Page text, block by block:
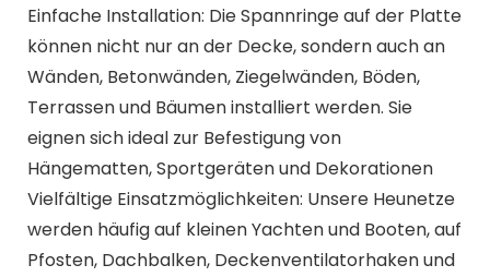
Einfache Installation: Die Spannringe auf der Platte
können nicht nur an der Decke, sondern auch an
Wänden, Betonwänden, Ziegelwänden, Böden,
Terrassen und Bäumen installiert werden. Sie
eignen sich ideal zur Befestigung von
Hängematten, Sportgeräten und Dekorationen
Vielfältige Einsatzmöglichkeiten: Unsere Heunetze
werden häufig auf kleinen Yachten und Booten, auf
Pfosten, Dachbalken, Deckenventilatorhaken und